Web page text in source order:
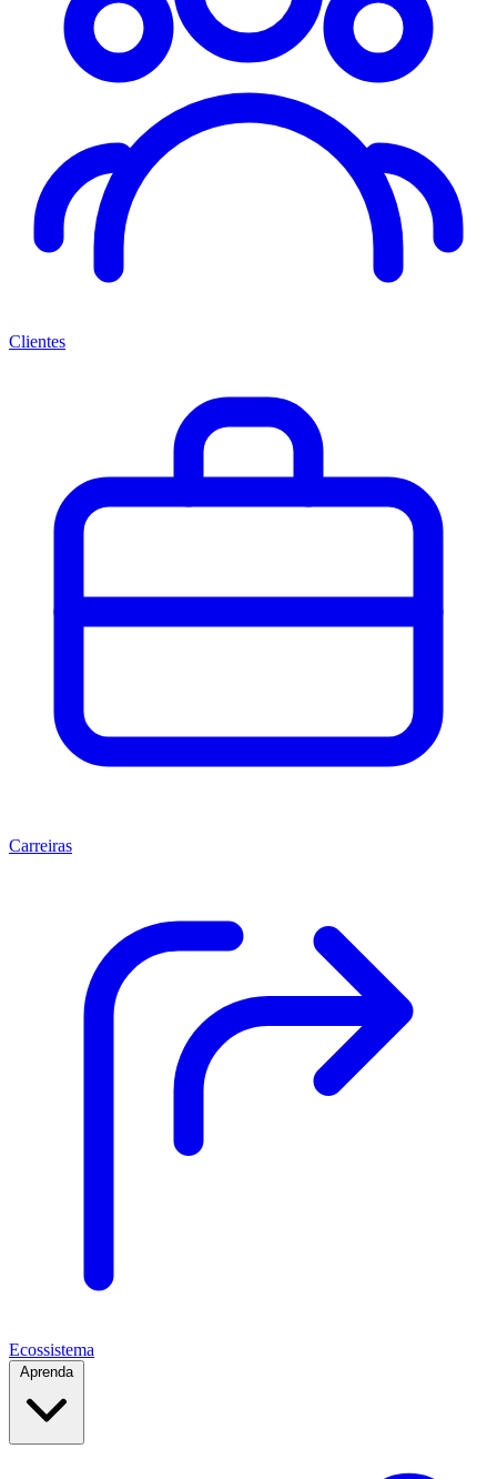
Clientes
Carreiras
Ecossistema
Aprenda